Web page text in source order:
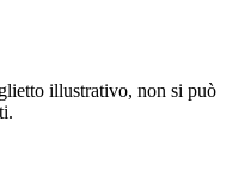
illustrativo, non si può